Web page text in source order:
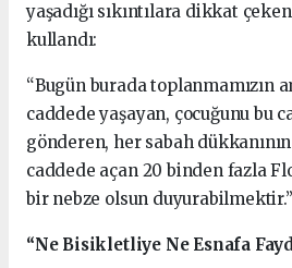
yaşadığı sıkıntılara dikkat
kullandı:
“Bugün burada toplanmamızın
caddede yaşayan, çocuğunu bu
gönderen, her sabah
caddede açan 20 binden fazla
bir nebze olsun duyurabilmektir.”
“Ne Bisikletliye Ne Esnafa